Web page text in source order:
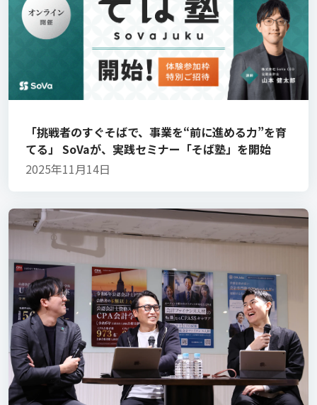
「挑戦者のすぐそばで、事業を“前に進める力”を育
てる」 SoVaが、実践セミナー「そば塾」を開始
2025年11月14日